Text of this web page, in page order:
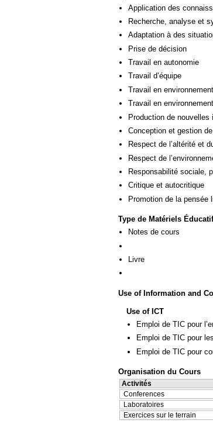
Application des
Recherche, analyse et
Adaptation à des
Prise de décision
Travail en autonomie
Travail d’équipe
Travail en
Travail en
Production de nouvelles
Conception et gestion
Respect de l’altérité et
Respect de
Responsabilité sociale,
Critique et autocritique
Promotion de la pensée
Type de Matériels
Notes de cours
Livre
Use of Information and
Use of ICT
Emploi de TIC pour
Emploi de TIC pour
Emploi de TIC pour
Organisation du Cours
Activités
Conferences
Laboratoires
Exercices sur le terrain